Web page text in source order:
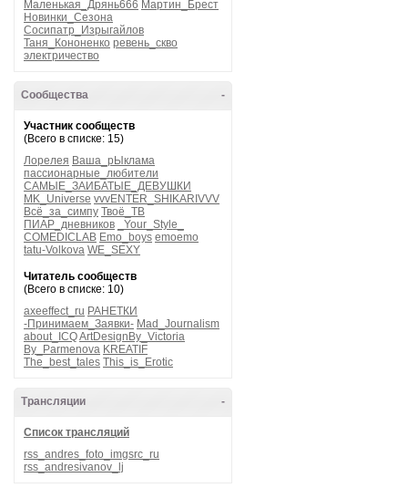
Маленькая_Дрянь666 Мартин_Брест
Новинки_Сезона
Сосипатр_Изрыгайлов
Таня_Кононенко ревень_скво
электричество
-
Сообщества
Участник сообществ
(Всего в списке: 15)
Лорелея Ваша_рЫклама
пассионарные_любители
САМЫЕ_ЗАИБАТЫЕ_ДЕВУШКИ
MK_Universe vvvENTER_SHIKARIVVV
Всё_за_симпу Твоё_ТВ
ПИАР_дневников
_Your_Style_
COMEDICLAB Emo_boys emoemo
tatu-Volkova WE_SEXY
Читатель сообществ
(Всего в списке: 10)
axeeffect_ru РАНЕТКИ
-Принимаем_Заявки- Mad_Journalism
about_ICQArtDesignBy_Victoria
By_Parmenova KREATIF
The_best_tales This_is_Erotic
-
Трансляции
Список трансляций
rss_andres_foto_imgsrc_ru
rss_andresivanov_lj